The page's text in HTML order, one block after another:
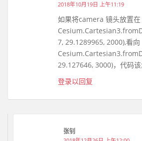
2018年10月19日 上午11:19
如果将camera 镜头放置在
7, 29.1289965, 2000),看向
29.127646, 3000)，代码该
登录以回复
张钊